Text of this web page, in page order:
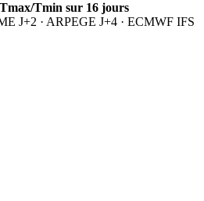
Tmin sur 16 jours
J+2 · ARPEGE J+4 · ECMWF IFS